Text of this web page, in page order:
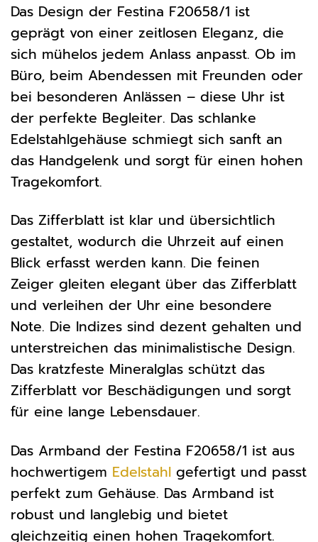
Das Design der Festina F20658/1 ist
geprägt von einer zeitlosen Eleganz, die
sich mühelos jedem Anlass anpasst. Ob im
Büro, beim Abendessen mit Freunden oder
bei besonderen Anlässen – diese Uhr ist
der perfekte Begleiter. Das schlanke
Edelstahlgehäuse schmiegt sich sanft an
das Handgelenk und sorgt für einen hohen
Tragekomfort.
Das Zifferblatt ist klar und übersichtlich
gestaltet, wodurch die Uhrzeit auf einen
Blick erfasst werden kann. Die feinen
Zeiger gleiten elegant über das Zifferblatt
und verleihen der Uhr eine besondere
Note. Die Indizes sind dezent gehalten und
unterstreichen das minimalistische Design.
Das kratzfeste Mineralglas schützt das
Zifferblatt vor Beschädigungen und sorgt
für eine lange Lebensdauer.
Das Armband der Festina F20658/1 ist aus
hochwertigem Edelstahl gefertigt und passt
perfekt zum Gehäuse. Das Armband ist
robust und langlebig und bietet
gleichzeitig einen hohen Tragekomfort.